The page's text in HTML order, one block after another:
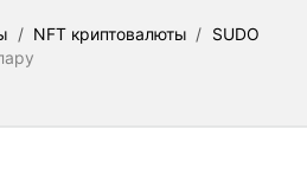
/ NFT криптовалюты / SUDO